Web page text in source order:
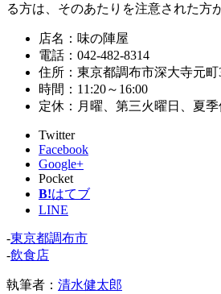
る方は、そのあたりを注意された方
店名：味の陣屋
電話：042-482-8314
住所：東京都調布市深大寺元町
時間：11:20～16:00
定休：月曜、第三火曜日、夏季
Twitter
Facebook
Google+
Pocket
B!はてブ
LINE
-東京都調布市
-飲食店
執筆者： 清水健太郎